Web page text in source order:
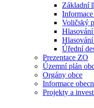
Základní
Voličský
Úřední
Prezentace ZO
Územní plán
Orgány obce
Informace
Projekty a